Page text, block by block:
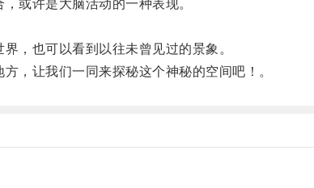
或许是大脑活动的一种表现。
，也可以看到以往未曾见过的景象。
让我们一同来探秘这个神秘的空间吧！。